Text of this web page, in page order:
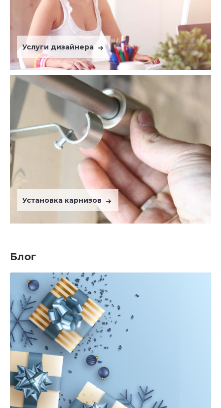
Услуги дизайнера
Установка карнизов
Блог